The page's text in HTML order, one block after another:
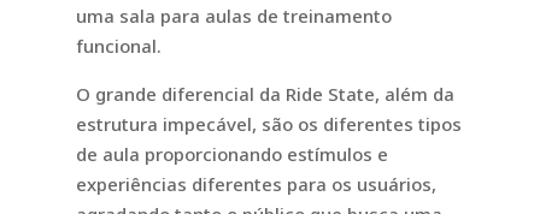
uma sala para aulas de treinamento
funcional.
O grande diferencial da Ride State, além da
estrutura impecável, são os diferentes tipos
de aula proporcionando estímulos e
experiências diferentes para os usuários,